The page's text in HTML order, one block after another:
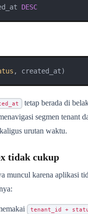
DESC
, created_at)
tetap berada di
segmen tenant
urutan waktu.
tidak cukup
muncul karena aplikasi
tenant_id +